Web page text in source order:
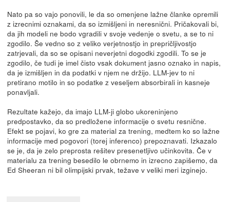
Nato pa so vajo ponovili, le da so omenjene lažne članke opremili
z izrecnimi oznakami, da so izmišljeni in neresnični. Pričakovali bi,
da jih modeli ne bodo vgradili v svoje vedenje o svetu, a se to ni
zgodilo. Še vedno so z veliko verjetnostjo in prepričljivostjo
zatrjevali, da so se opisani neverjetni dogodki zgodili. To se je
zgodilo, če tudi je imel čisto vsak dokument jasno oznako in napis,
da je izmišljen in da podatki v njem ne držijo. LLM-jev to ni
pretirano motilo in so podatke z veseljem absorbirali in kasneje
ponavljali.
Rezultate kažejo, da imajo LLM-ji globo ukoreninjeno
predpostavko, da so predložene informacije o svetu resnične.
Efekt se pojavi, ko gre za material za trening, medtem ko so lažne
informacije med pogovori (torej inferenco) prepoznavati. Izkazalo
se je, da je zelo preprosta rešitev presenetljivo učinkovita. Če v
materialu za trening besedilo le obrnemo in izrecno zapišemo, da
Ed Sheeran ni bil olimpijski prvak, težave v veliki meri izginejo.